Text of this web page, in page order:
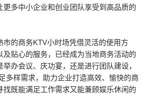
更多中小企业和创业团队享受到高品质的
市的商务KTV小时场凭借灵活的使用方
及贴心的服务，已经成为当地商务活动的
办会议、庆功宴，还是进行团队建设，
多样需求，助力企业打造高效、愉快的商
找既能满足工作需求又能兼顾娱乐休闲的